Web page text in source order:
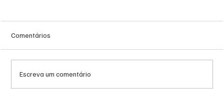
Comentários
Escreva um comentário